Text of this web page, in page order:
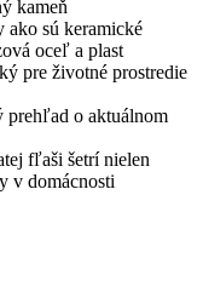
kameň
ako sú keramické
oceľ a plast
pre životné prostredie
prehľad o aktuálnom
fľaši šetrí nielen
v domácnosti